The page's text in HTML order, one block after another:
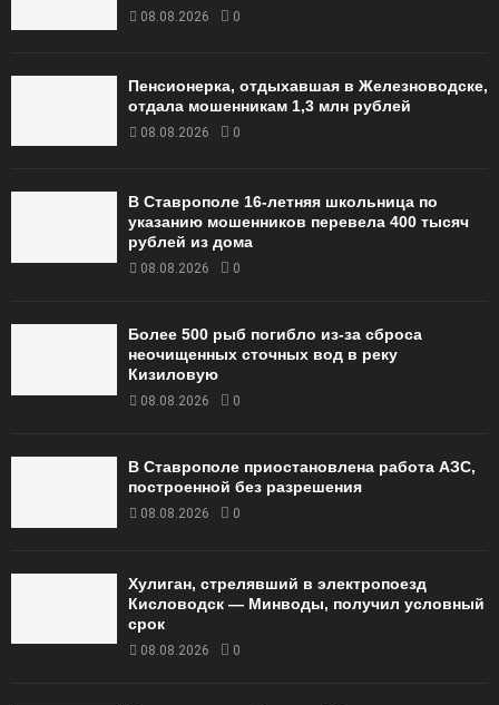
08.08.2026 0
Пенсионерка, отдыхавшая в Железноводске,
отдала мошенникам 1,3 млн рублей
08.08.2026 0
В Ставрополе 16-летняя школьница по
указанию мошенников перевела 400 тысяч
рублей из дома
08.08.2026 0
Более 500 рыб погибло из-за сброса
неочищенных сточных вод в реку
Кизиловую
08.08.2026 0
В Ставрополе приостановлена работа АЗС,
построенной без разрешения
08.08.2026 0
Хулиган, стрелявший в электропоезд
Кисловодск — Минводы, получил условный
срок
08.08.2026 0